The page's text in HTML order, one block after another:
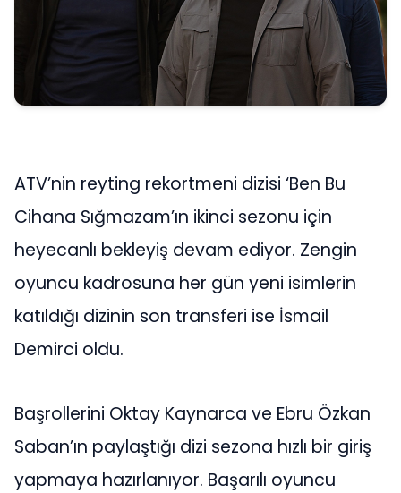
ATV’nin reyting rekortmeni dizisi ‘Ben Bu
Cihana Sığmazam’ın ikinci sezonu için
heyecanlı bekleyiş devam ediyor. Zengin
oyuncu kadrosuna her gün yeni isimlerin
katıldığı dizinin son transferi ise İsmail
Demirci oldu.
Başrollerini Oktay Kaynarca ve Ebru Özkan
Saban’ın paylaştığı dizi sezona hızlı bir giriş
yapmaya hazırlanıyor. Başarılı oyuncu